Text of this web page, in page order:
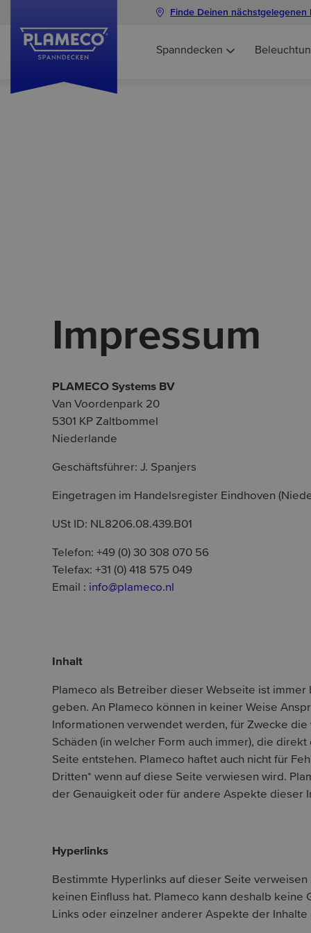
Finde Deinen nächstgelegenen
Spanndecken
Impressum
PLAMECO Systems BV
Van Voordenpark 20
5301 KP Zaltbommel
Niederlande
Geschäftsführer: J. Spanjers
Eingetragen im Handelsregister Eindhoven
USt ID: NL8206.08.439.B01
Telefon: +49 (0) 30 308 070 56
Telefax: +31 (0) 418 575 049
Email : info@plameco.nl
Inhalt
Plameco als Betreiber dieser Webseite ist
geben. An Plameco können in keiner Weise
Informationen verwendet werden, für Zwecke
Schäden (in welcher Form auch immer), die
Seite entstehen. Plameco haftet auch nicht für
Dritten* wenn auf diese Seite verwiesen wird.
der Genauigkeit oder für andere Aspekte dieser
Hyperlinks
Bestimmte Hyperlinks auf dieser Seite
keinen Einfluss hat. Plameco kann deshalb
Links oder einzelner anderer Aspekte der Inhalte